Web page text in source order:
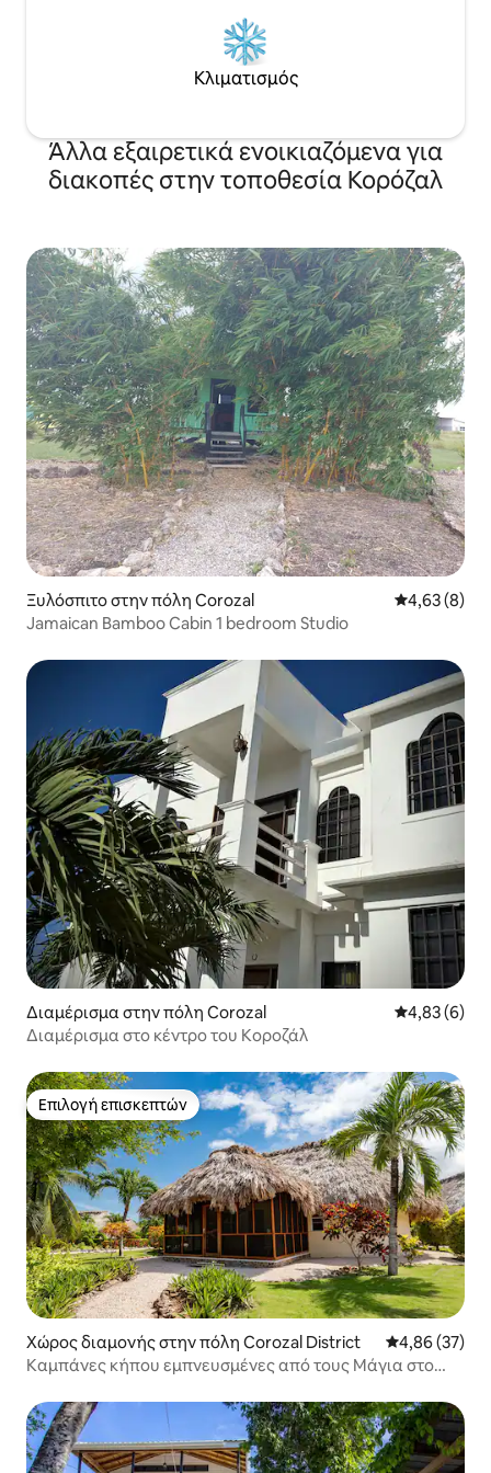
Κλιματισμός
Άλλα εξαιρετικά ενοικιαζόμενα για
διακοπές στην τοποθεσία Κορόζαλ
Ξυλόσπιτο στην πόλη Corozal Μέση
4,63 (8)
Jamaican Bamboo Cabin 1 bedroom Studio
Διαμέρισμα στην πόλη Corozal Μέση
4,83 (6)
Διαμέρισμα στο κέντρο του Κοροζάλ
Επιλογή επισκεπτών
Επιλογή επισκεπτών
Χώρος διαμονής στην πόλη Corozal District Μέση
4,86 (37)
Καμπάνες κήπου εμπνευσμένες από τους Μάγια στο